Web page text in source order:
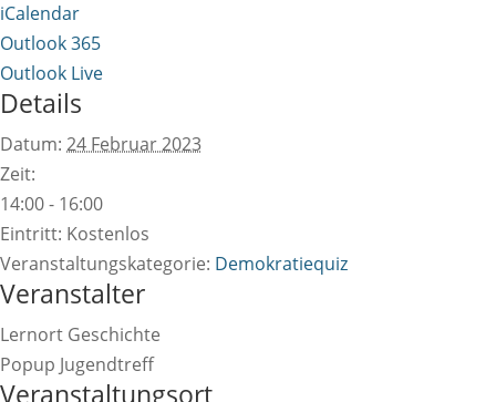
iCalendar
Outlook 365
Outlook Live
Details
Datum: 24 Februar 2023
Zeit:
14:00 - 16:00
Eintritt: Kostenlos
Veranstaltungskategorie: Demokratiequiz
Veranstalter
Lernort Geschichte
Popup Jugendtreff
Veranstaltungsort